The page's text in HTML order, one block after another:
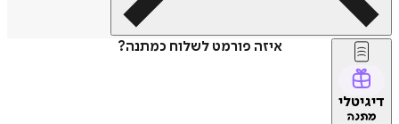
איזה פורמט לשלוח כמתנה?